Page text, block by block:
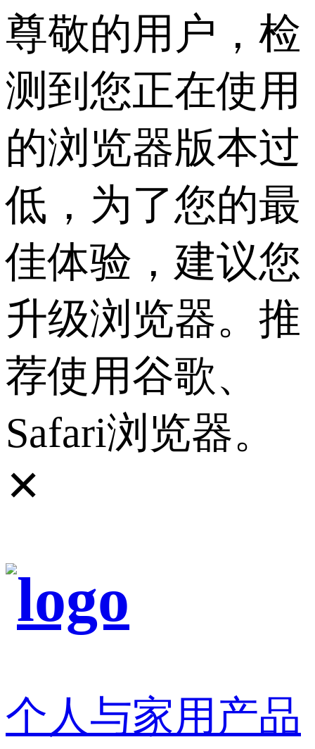
尊敬的用户，检
测到您正在使用
的浏览器版本过
低，为了您的最
佳体验，建议您
升级浏览器。推
荐使用谷歌、
Safari浏览器。
✕
个人与家用产品